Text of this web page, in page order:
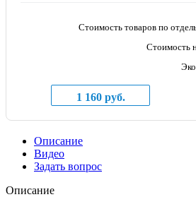
Стоимость товаров по
Стоимость
1 160 руб.
Описание
Видео
Задать вопрос
Описание